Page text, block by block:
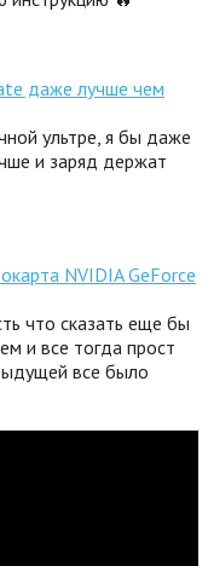
даже лучше чем
ультре, я бы даже
и заряд держат
NVIDIA GeForce
что сказать еще бы
и все тогда прост
все было